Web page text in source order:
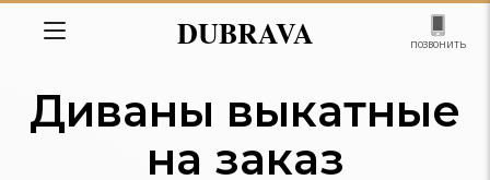
DUBRAVA позвонить
Диваны выкатные
на заказ